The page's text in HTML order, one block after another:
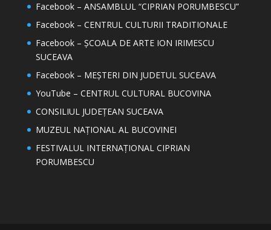
Facebook – ANSAMBLUL “CIPRIAN PORUMBESCU”
Facebook – CENTRUL CULTURII TRADITIONALE
Facebook – ȘCOALA DE ARTE ION IRIMESCU
SUCEAVA
Facebook – MEȘTERI DIN JUDETUL SUCEAVA
YouTube – CENTRUL CULTURAL BUCOVINA
CONSILIUL JUDEȚEAN SUCEAVA
MUZEUL NAȚIONAL AL BUCOVINEI
FESTIVALUL INTERNAȚIONAL CIPRIAN
PORUMBESCU